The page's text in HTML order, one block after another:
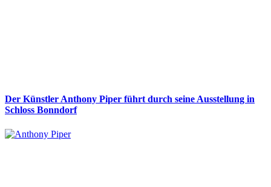
Der Künstler Anthony Piper führt durch seine Ausstellung in
Schloss Bonndorf